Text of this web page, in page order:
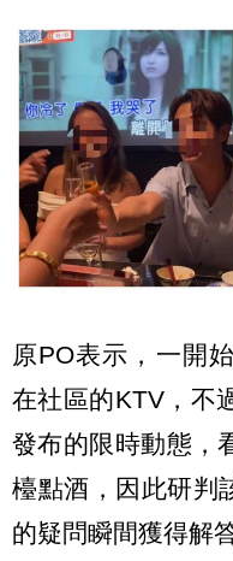
原PO表示，一開
在社區的KTV，不
發布的限時動態，
檯點酒，因此研判
的疑問瞬間獲得解答